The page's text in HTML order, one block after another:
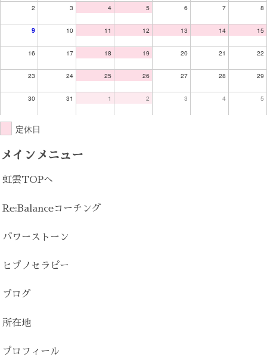
2 3 4 5 6 7 8
9 10 11 12 13 14 15
16 17 18 19 20 21 22
23 24 25 26 27 28 29
30 31 1 2 3 4 5
定休日
メインメニュー
虹雲TOPへ
Re:Balanceコーチング
パワーストーン
ヒプノセラピー
ブログ
所在地
プロフィール